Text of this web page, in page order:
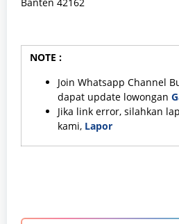
NOTE :
Join Whatsapp Channel
dapat update lowongan
Jika link error, silahkan
kami, Lapor